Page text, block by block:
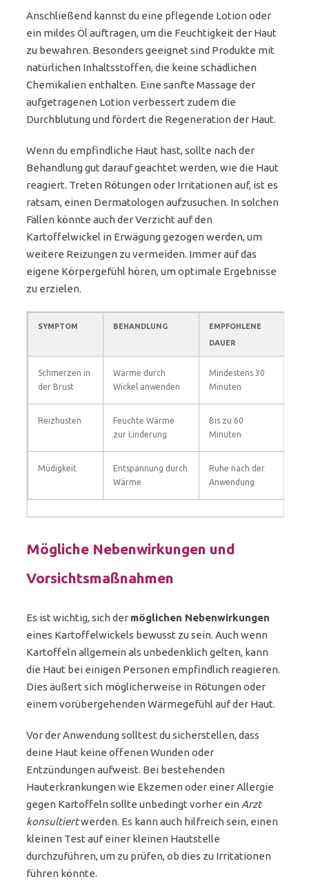
Anschließend kannst du eine pflegende Lotion oder
ein mildes Öl auftragen, um die Feuchtigkeit der Haut
zu bewahren. Besonders geeignet sind Produkte mit
natürlichen Inhaltsstoffen, die keine schädlichen
Chemikalien enthalten. Eine sanfte Massage der
aufgetragenen Lotion verbessert zudem die
Durchblutung und fördert die Regeneration der Haut.
Wenn du empfindliche Haut hast, sollte nach der
Behandlung gut darauf geachtet werden, wie die Haut
reagiert. Treten Rötungen oder Irritationen auf, ist es
ratsam, einen Dermatologen aufzusuchen. In solchen
Fällen könnte auch der Verzicht auf den
Kartoffelwickel in Erwägung gezogen werden, um
weitere Reizungen zu vermeiden. Immer auf das
eigene Körpergefühl hören, um optimale Ergebnisse
zu erzielen.
SYMPTOM BEHANDLUNG
EMPFOHLENE
DAUER
Schmerzen in
der Brust
Wärme durch
Wickel anwenden
Mindestens 30
Minuten
Reizhusten
Feuchte Wärme
zur Linderung
Bis zu 60
Minuten
Müdigkeit
Entspannung durch
Wärme
Ruhe nach der
Anwendung
Mögliche Nebenwirkungen und
Vorsichtsmaßnahmen
Es ist wichtig, sich der möglichen Nebenwirkungen
eines Kartoffelwickels bewusst zu sein. Auch wenn
Kartoffeln allgemein als unbedenklich gelten, kann
die Haut bei einigen Personen empfindlich reagieren.
Dies äußert sich möglicherweise in Rötungen oder
einem vorübergehenden Wärmegefühl auf der Haut.
Vor der Anwendung solltest du sicherstellen, dass
deine Haut keine offenen Wunden oder
Entzündungen aufweist. Bei bestehenden
Hauterkrankungen wie Ekzemen oder einer Allergie
gegen Kartoffeln sollte unbedingt vorher ein Arzt
konsultiertwerden. Es kann auch hilfreich sein, einen
kleinen Test auf einer kleinen Hautstelle
durchzuführen, um zu prüfen, ob dies zu Irritationen
führen könnte.